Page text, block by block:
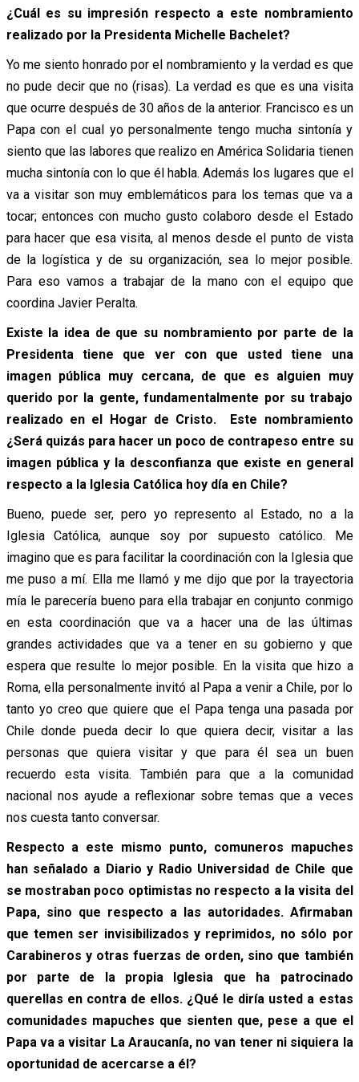
¿Cuál es su impresión respecto a este nombramiento
realizado por la Presidenta Michelle Bachelet?
Yo me siento honrado por el nombramiento y la verdad es que
no pude decir que no (risas). La verdad es que es una visita
que ocurre después de 30 años de la anterior. Francisco es un
Papa con el cual yo personalmente tengo mucha sintonía y
siento que las labores que realizo en América Solidaria tienen
mucha sintonía con lo que él habla. Además los lugares que el
va a visitar son muy emblemáticos para los temas que va a
tocar; entonces con mucho gusto colaboro desde el Estado
para hacer que esa visita, al menos desde el punto de vista
de la logística y de su organización, sea lo mejor posible.
Para eso vamos a trabajar de la mano con el equipo que
coordina Javier Peralta.
Existe la idea de que su nombramiento por parte de la
Presidenta tiene que ver con que usted tiene una
imagen pública muy cercana, de que es alguien muy
querido por la gente, fundamentalmente por su trabajo
realizado en el Hogar de Cristo. Este nombramiento
¿Será quizás para hacer un poco de contrapeso entre su
imagen pública y la desconfianza que existe en general
respecto a la Iglesia Católica hoy día en Chile?
Bueno, puede ser, pero yo represento al Estado, no a la
Iglesia Católica, aunque soy por supuesto católico. Me
imagino que es para facilitar la coordinación con la Iglesia que
me puso a mí. Ella me llamó y me dijo que por la trayectoria
mía le parecería bueno para ella trabajar en conjunto conmigo
en esta coordinación que va a hacer una de las últimas
grandes actividades que va a tener en su gobierno y que
espera que resulte lo mejor posible. En la visita que hizo a
Roma, ella personalmente invitó al Papa a venir a Chile, por lo
tanto yo creo que quiere que el Papa tenga una pasada por
Chile donde pueda decir lo que quiera decir, visitar a las
personas que quiera visitar y que para él sea un buen
recuerdo esta visita. También para que a la comunidad
nacional nos ayude a reflexionar sobre temas que a veces
nos cuesta tanto conversar.
Respecto a este mismo punto, comuneros mapuches
han señalado a Diario y Radio Universidad de Chile que
se mostraban poco optimistas no respecto a la visita del
Papa, sino que respecto a las autoridades. Afirmaban
que temen ser invisibilizados y reprimidos, no sólo por
Carabineros y otras fuerzas de orden, sino que también
por parte de la propia Iglesia que ha patrocinado
querellas en contra de ellos. ¿Qué le diría usted a estas
comunidades mapuches que sienten que, pese a que el
Papa va a visitar La Araucanía, no van tener ni siquiera la
oportunidad de acercarse a él?